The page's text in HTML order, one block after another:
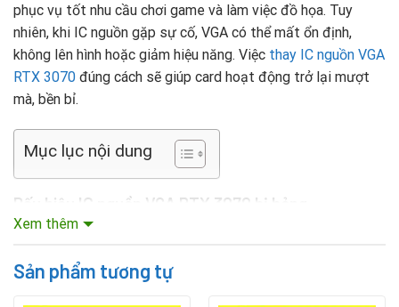
phục vụ tốt nhu cầu chơi game và làm việc đồ họa. Tuy
nhiên, khi IC nguồn gặp sự cố, VGA có thể mất ổn định,
không lên hình hoặc giảm hiệu năng. Việc thay IC nguồn VGA
RTX 3070 đúng cách sẽ giúp card hoạt động trở lại mượt
mà, bền bỉ.
Mục lục nội dung
Dấu hiệu IC nguồn VGA RTX 3070 bị hỏng
Máy tính không nhận card khi khởi động.
Quạt VGA quay nhưng không xuất hình.
Xem thêm
Sản phẩm tương tự